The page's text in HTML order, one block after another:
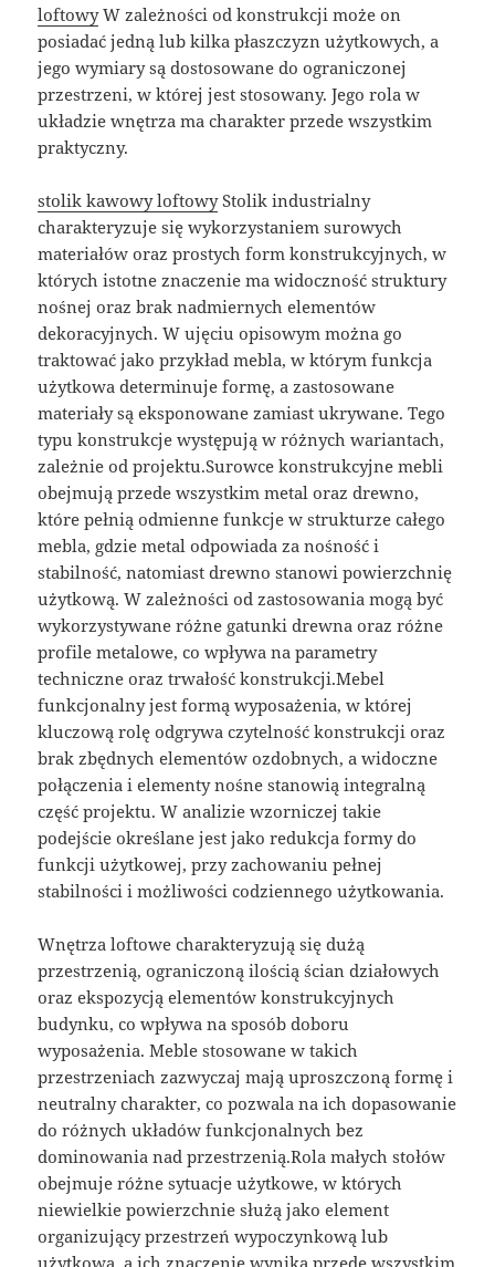
loftowyW zależności od konstrukcji może on
posiadać jedną lub kilka płaszczyzn użytkowych, a
jego wymiary są dostosowane do ograniczonej
przestrzeni, w której jest stosowany. Jego rola w
układzie wnętrza ma charakter przede wszystkim
praktyczny.
stolik kawowy loftowyStolik industrialny
charakteryzuje się wykorzystaniem surowych
materiałów oraz prostych form konstrukcyjnych, w
których istotne znaczenie ma widoczność struktury
nośnej oraz brak nadmiernych elementów
dekoracyjnych. W ujęciu opisowym można go
traktować jako przykład mebla, w którym funkcja
użytkowa determinuje formę, a zastosowane
materiały są eksponowane zamiast ukrywane. Tego
typu konstrukcje występują w różnych wariantach,
zależnie od projektu.Surowce konstrukcyjne mebli
obejmują przede wszystkim metal oraz drewno,
które pełnią odmienne funkcje w strukturze całego
mebla, gdzie metal odpowiada za nośność i
stabilność, natomiast drewno stanowi powierzchnię
użytkową. W zależności od zastosowania mogą być
wykorzystywane różne gatunki drewna oraz różne
profile metalowe, co wpływa na parametry
techniczne oraz trwałość konstrukcji.Mebel
funkcjonalny jest formą wyposażenia, w której
kluczową rolę odgrywa czytelność konstrukcji oraz
brak zbędnych elementów ozdobnych, a widoczne
połączenia i elementy nośne stanowią integralną
część projektu. W analizie wzorniczej takie
podejście określane jest jako redukcja formy do
funkcji użytkowej, przy zachowaniu pełnej
stabilności i możliwości codziennego użytkowania.
Wnętrza loftowe charakteryzują się dużą
przestrzenią, ograniczoną ilością ścian działowych
oraz ekspozycją elementów konstrukcyjnych
budynku, co wpływa na sposób doboru
wyposażenia. Meble stosowane w takich
przestrzeniach zazwyczaj mają uproszczoną formę i
neutralny charakter, co pozwala na ich dopasowanie
do różnych układów funkcjonalnych bez
dominowania nad przestrzenią.Rola małych stołów
obejmuje różne sytuacje użytkowe, w których
niewielkie powierzchnie służą jako element
organizujący przestrzeń wypoczynkową lub
użytkową, a ich znaczenie wynika przede wszystkim